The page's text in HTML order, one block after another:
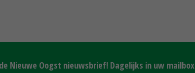
Nieuwe Oogst nieuwsbrief! Dagelijks in uw mailbox